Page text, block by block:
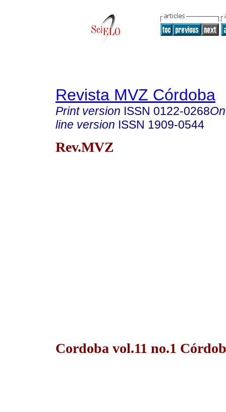
Revista MVZ Córdoba
Print version ISSN 0122-0268
line version ISSN 1909-0544
Rev.MVZ
Cordoba vol.11 no.1